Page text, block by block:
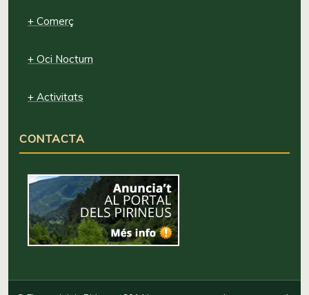
+ Comerç
+ Oci Nocturn
+ Activitats
CONTACTA